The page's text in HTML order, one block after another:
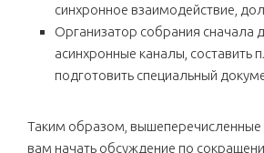
синхронное взаимодействие,
Организатор собрания сначала
асинхронные каналы, составить
подготовить специальный
Таким образом, вышеперечисленные
вам начать обсуждение по